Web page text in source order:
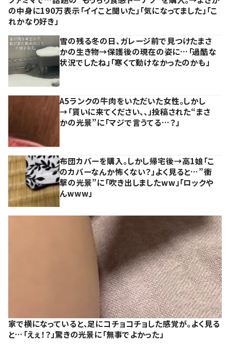
の中身に190万表示「イイこと聞いた」「気になってました」「こ
れかなり好き」
雪の残る冬の日、ガレージ前で見つけたまさ
かの生き物→保護後の現在の姿に…「過酷な
状況でしたね」「寒くて動けなかったのかも」
A5ランクの牛肉をいただいた女性。しかし
→「貰いに来てください、、」投稿された“まさ
かの光景”に「マジで言うてる…？」
布団カバーを購入。しかし帰宅後→高1娘「こ
のカバーなんか怖くない？」よく見ると…”衝
撃の光景”に「吹き出しましたww」「ロックや
んwww」
家で横になっていると、足にコチョコチョした感覚が。よく見る
と…「えぇ！？」驚きの光景に「無事でよかった」